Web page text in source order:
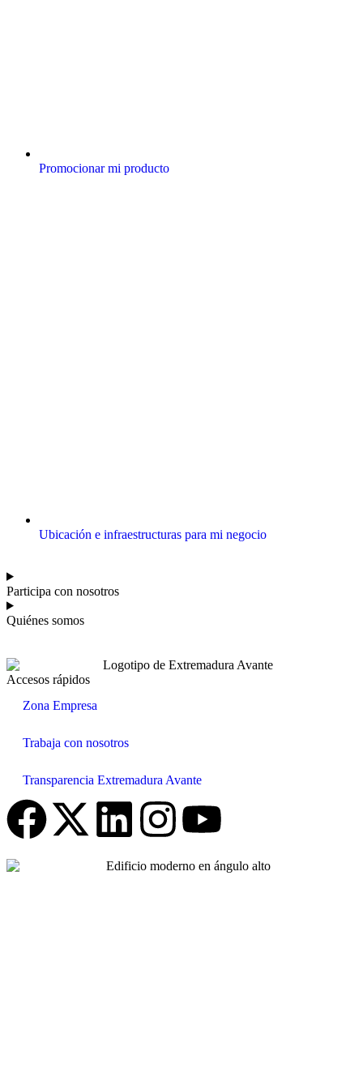
Promocionar mi producto
Ubicación e infraestructuras para mi negocio
Participa con nosotros
Quiénes somos
Accesos rápidos
Zona Empresa
Trabaja con nosotros
Transparencia Extremadura Avante